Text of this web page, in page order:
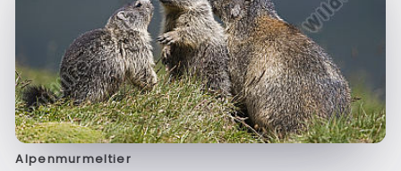
Alpenmurmeltier